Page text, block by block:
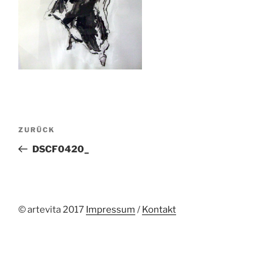
Beitragsnavigation
Vorheriger
Beitrag
ZURÜCK
DSCF0420_
© artevita 2017 Impressum / Kontakt